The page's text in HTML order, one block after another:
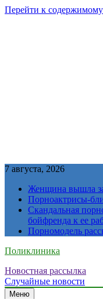
Перейти к содержимому
7 августа, 2026
Женщина вышла
Порноактрисы-
Скандальная
бойфренда к ее
Порномодель
Поликлиника
Новостная рассылка
Случайные новости
Меню